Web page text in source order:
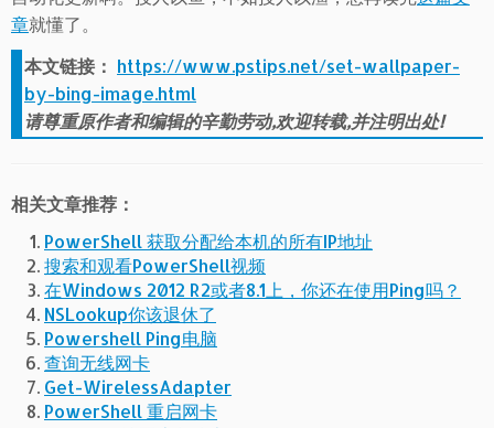
章就懂了。
本文链接： https://www.pstips.net/set-wallpaper-
by-bing-image.html
请尊重原作者和编辑的辛勤劳动,欢迎转载,并注明出处!
相关文章推荐：
PowerShell 获取分配给本机的所有IP地址
搜索和观看PowerShell视频
在Windows 2012 R2或者8.1上，你还在使用Ping吗？
NSLookup你该退休了
Powershell Ping电脑
查询无线网卡
Get-WirelessAdapter
PowerShell 重启网卡